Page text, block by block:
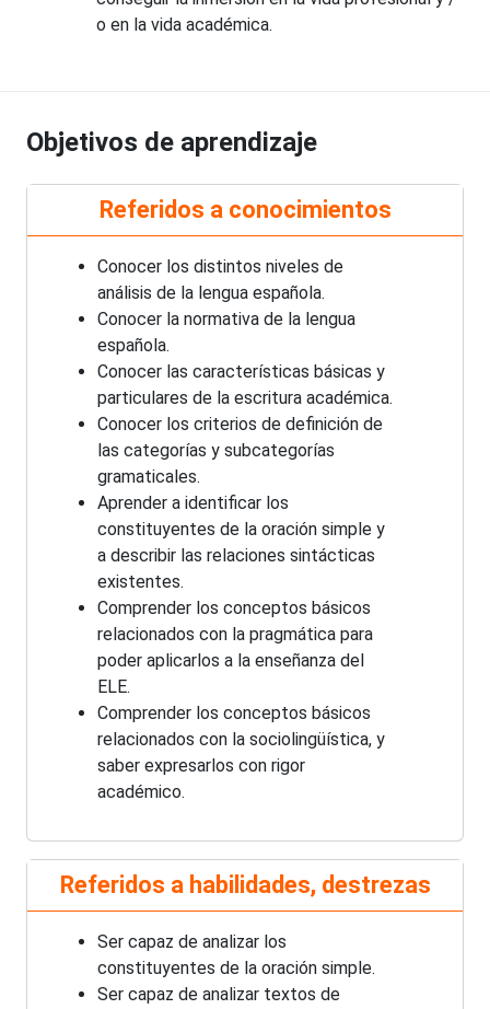
o en la vida académica.
Objetivos de aprendizaje
Referidos a conocimientos
Conocer los distintos niveles de
análisis de la lengua española.
Conocer la normativa de la lengua
española.
Conocer las características básicas y
particulares de la escritura académica.
Conocer los criterios de definición de
las categorías y subcategorías
gramaticales.
Aprender a identificar los
constituyentes de la oración simple y
a describir las relaciones sintácticas
existentes.
Comprender los conceptos básicos
relacionados con la pragmática para
poder aplicarlos a la enseñanza del
ELE.
Comprender los conceptos básicos
relacionados con la sociolingüística, y
saber expresarlos con rigor
académico.
Referidos a habilidades, destrezas
Ser capaz de analizar los
constituyentes de la oración simple.
Ser capaz de analizar textos de